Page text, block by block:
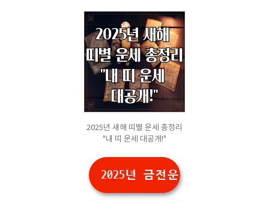
료
운
세,
전
화
신
점,
전
화
타
로
2025년 새해 띠별 운세 총정리
"내 띠 운세 대공개!"
2025년 금전운 대박 나는 띠